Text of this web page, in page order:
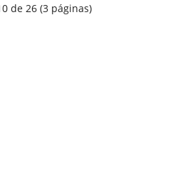
de 26 (3 páginas)